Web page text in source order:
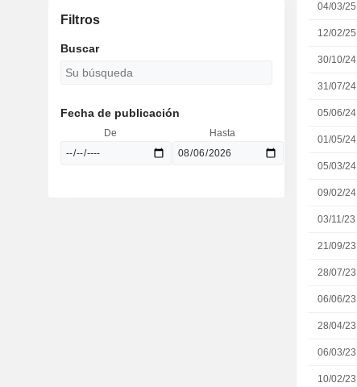
04/03/25
12/02/25
30/10/24
31/07/24
05/06/24
01/05/24
05/03/24
09/02/24
03/11/23
21/09/23
28/07/23
06/06/23
28/04/23
06/03/23
10/02/23
Filtros
Buscar
Fecha de publicación
De Hasta